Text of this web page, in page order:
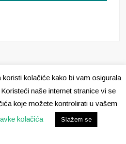
Pravila o kolačićima
koristi kolačiće kako bi vam osigurala
naše internet stranice vi se
koje možete kontrolirati u vašem
kolačića Slažem se